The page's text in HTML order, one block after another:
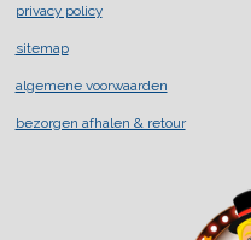
privacy policy
sitemap
algemene voorwaarden
bezorgen afhalen & retour